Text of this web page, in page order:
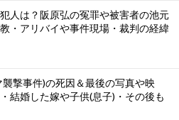
人は？阪原弘の冤罪や被害者の池元
・アリバイや事件現場・裁判の経緯
撃事件)の死因＆最後の写真や映
結婚した嫁や子供(息子)・その後も